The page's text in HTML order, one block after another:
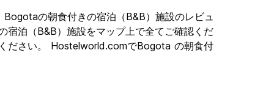
の朝食付きの宿泊（B&B）施設のレビュ
泊（B&B）施設をマップ上で全てご確認くだ
ださい。 Hostelworld.comでBogota の朝食付